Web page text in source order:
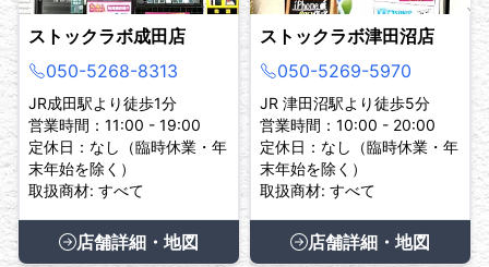
ストックラボ成田店
050-5268-8313
JR成田駅より徒歩1分
営業時間：11:00 - 19:00
定休日：なし（臨時休業・年
末年始を除く）
取扱商材: すべて
店舗詳細・地図
ストックラボ津田沼店
050-5269-5970
JR 津田沼駅より徒歩5分
営業時間：10:00 - 20:00
定休日：なし（臨時休業・年
末年始を除く）
取扱商材: すべて
店舗詳細・地図